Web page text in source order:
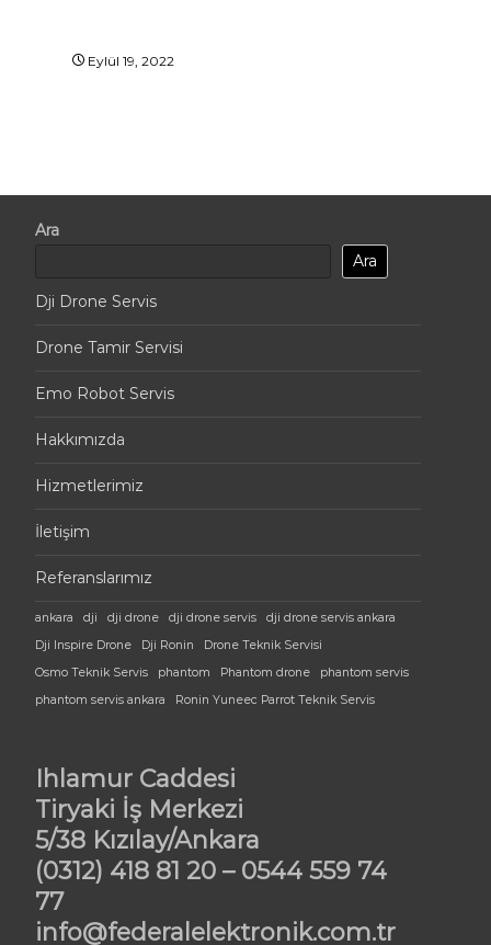
Eylül 19, 2022
Ara
Ara
Dji Drone Servis
Drone Tamir Servisi
Emo Robot Servis
Hakkımızda
Hizmetlerimiz
İletişim
Referanslarımız
ankara dji dji drone dji drone servis
dji drone servis ankara
Dji Inspire Drone
Dji Ronin
Drone Teknik Servisi
Osmo Teknik Servis
phantom Phantom drone
phantom servis
phantom servis ankara
Ronin Yuneec Parrot Teknik Servis
Ihlamur Caddesi
Tiryaki İş Merkezi
5/38 Kızılay/Ankara
(0312) 418 81 20 – 0544 559 74
77
info@federalelektronik.com.tr